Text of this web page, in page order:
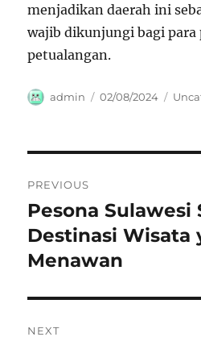
menjadikan daerah ini
wajib dikunjungi bagi para
petualangan.
Author
admin
Posted
02/08/2024
pos
PREVIOUS
Previous
post:
Pesona Sulawesi
Destinasi Wisata
Menawan
NEXT